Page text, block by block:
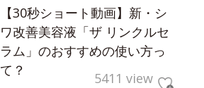
【30秒ショート動画】新・シ
ワ改善美容液「ザ リンクルセ
ラム」のおすすめの使い方っ
て？
5411 view